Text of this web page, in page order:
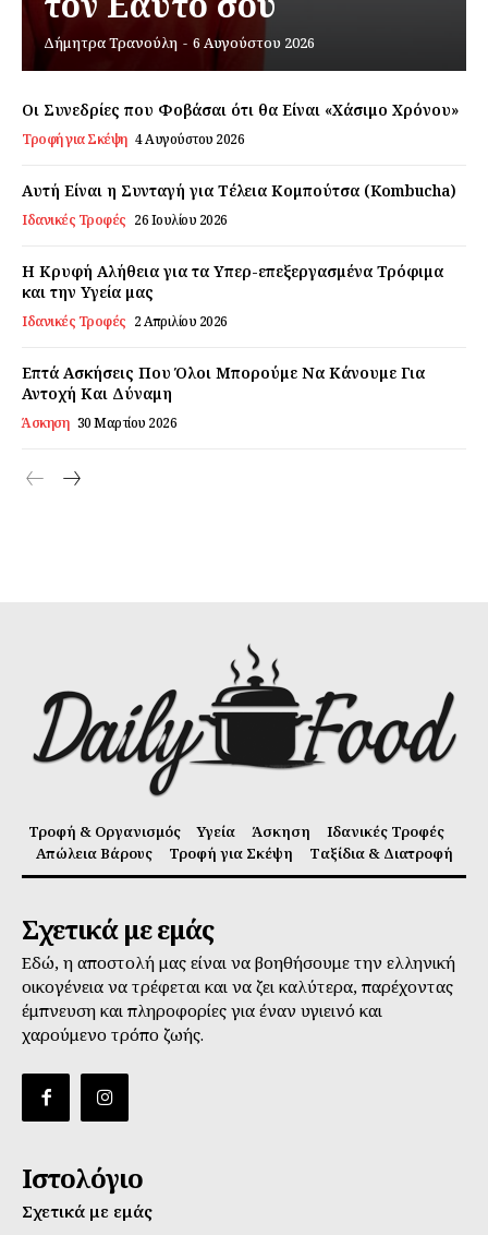
Εγγραφείτε τώρα!
Daily Food
Σχετικά με εμάς
Αποποίηση Ευθυνών
Ο λογαριασμός μου
Επικοινωνία
Δήμητρα Τρανούλη - 6 Αυγούστου 2026
Οι Συνεδρίες που Φοβάσαι ότι θα Είναι «Χάσιμο Χρόνου»
Τροφή για Σκέψη 4 Αυγούστου 2026
Αυτή Είναι η Συνταγή για Τέλεια Κομπούτσα (Kombucha)
Ιδανικές Τροφές 26 Ιουλίου 2026
Η Κρυφή Αλήθεια για τα Υπερ-επεξεργασμένα Τρόφιμα
και την Υγεία μας
Ιδανικές Τροφές 2 Απριλίου 2026
Επτά Ασκήσεις Που Όλοι Μπορούμε Να Κάνουμε Για
Αντοχή Και Δύναμη
Άσκηση 30 Μαρτίου 2026
Τροφή & Οργανισμός Υγεία Άσκηση
Ιδανικές Τροφές
Απώλεια Βάρους
Τροφή για Σκέψη Ταξίδια & Διατροφή
Σχετικά με εμάς
Εδώ, η αποστολή μας είναι να βοηθήσουμε την ελληνική
οικογένεια να τρέφεται και να ζει καλύτερα, παρέχοντας
έμπνευση και πληροφορίες για έναν υγιεινό και
χαρούμενο τρόπο ζωής.
Ιστολόγιο
Σχετικά με εμάς